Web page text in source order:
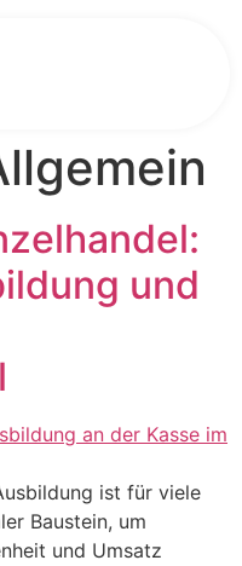
und
ist für viele
Baustein, um
und Umsatz